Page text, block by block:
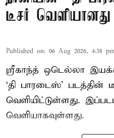
டீசர் வெளியானது
Published on: 06 Aug 2026, 4:38
ஸ்ரீகாந்த் ஒடெல்லா
‘தி பாரடைஸ்’ படத்தின்
வெளியிட்டுள்ளது.
வெளியாகவுள்ளது.